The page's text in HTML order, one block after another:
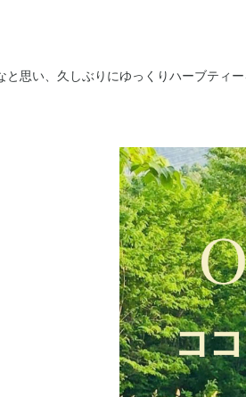
思い、久しぶりにゆっくりハーブティー